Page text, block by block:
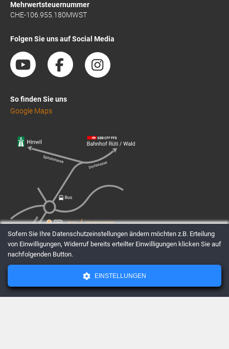
Mehrwertsteuernummer
CHE-106.955.180MWST
Folgen Sie uns auf Social Media
So finden Sie uns
Google Maps
AGBsDatenschutzImpressum
Sofern Sie Ihre Datenschutzeinstellungen ändern möchten z.B. Erteilung
von Einwilligungen, Widerruf bereits erteilter Einwilligungen klicken Sie auf
nachfolgenden Button.
EINSTELLUNGEN